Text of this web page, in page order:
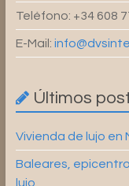
Teléfono: +34 608
E-Mail:
Últimos
Vivienda de lujo en
Baleares,
lujo